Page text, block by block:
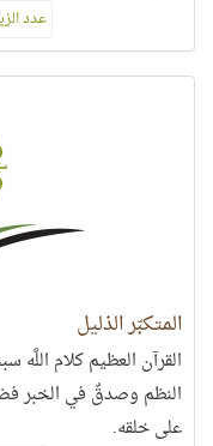
عدد
المتكبّر الذليل
القرآن العظيم كلام
النظم وصدقٌ في الخبر
على خلقه.